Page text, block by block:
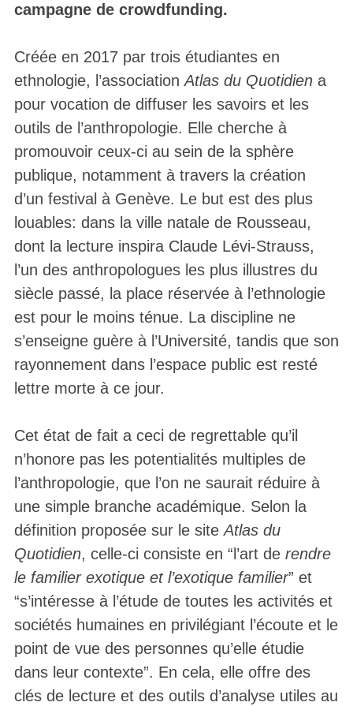
campagne de crowdfunding.
Créée en 2017 par trois étudiantes en
ethnologie, l’associationAtlas du Quotidiena
pour vocation de diffuser les savoirs et les
outils de l’anthropologie. Elle cherche à
promouvoir ceux-ci au sein de la sphère
publique, notamment à travers la création
d’un festival à Genève. Le but est des plus
louables: dans la ville natale de Rousseau,
dont la lecture inspira Claude Lévi-Strauss,
l’un des anthropologues les plus illustres du
siècle passé, la place réservée à l’ethnologie
est pour le moins ténue. La discipline ne
s’enseigne guère à l’Université, tandis que son
rayonnement dans l’espace public est resté
lettre morte à ce jour.
Cet état de fait a ceci de regrettable qu’il
n’honore pas les potentialités multiples de
l’anthropologie, que l’on ne saurait réduire à
une simple branche académique. Selon la
définition proposée sur le siteAtlas du
Quotidien, celle-ci consiste en “l’art de rendre
le familier exotique et l’exotique familier” et
“s’intéresse à l’étude de toutes les activités et
sociétés humaines en privilégiant l’écoute et le
point de vue des personnes qu’elle étudie
dans leur contexte”. En cela, elle offre des
clés de lecture et des outils d’analyse utiles au